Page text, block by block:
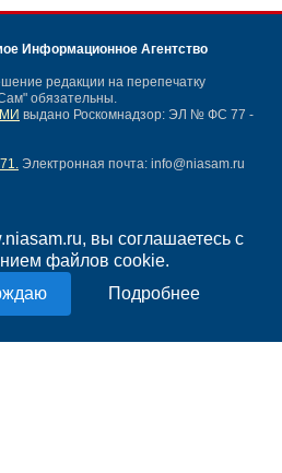
вы соглашаетесь с
файлов cookie.
Подробнее
Информационное Агентство
редакции на перепечатку
обязательны.
выдано Роскомнадзор: ЭЛ № ФС 77 -
Электронная почта: info@niasam.ru
данных